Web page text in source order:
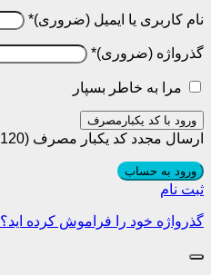
نام کاربری یا ایمیل *
گذرواژه *
مرا به خاطر بسپار
ورود با کد یکبارمصرف
ارسال مجدد کد یکبار مصرف (00:
120
ورود به حساب
ثبت نام
گذرواژه خود را فراموش کرده اید؟